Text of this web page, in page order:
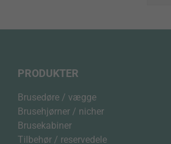
PRODUKTER
Brusedøre / vægge
Brusehjørner / nicher
Brusekabiner
Tilbehør / reservedele